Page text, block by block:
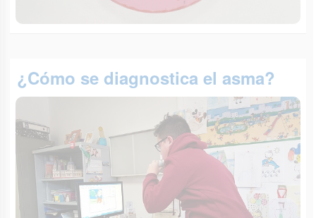
¿Cómo se diagnostica el asma?